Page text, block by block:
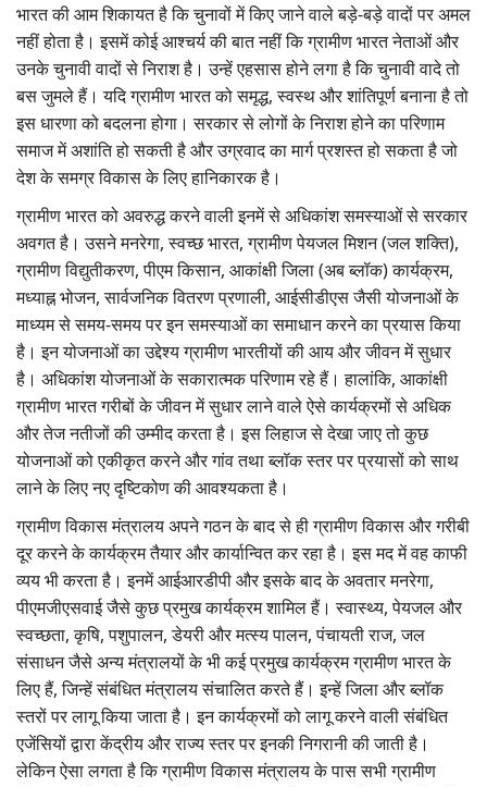
भारत की आम शिकायत है कि चुनावों में किए जाने वाले बड़े-बड़े वादों पर अमल
नहीं होता है। इसमें कोई आश्चर्य की बात नहीं कि ग्रामीण भारत नेताओं और
उनके चुनावी वादों से निराश है। उन्हें एहसास होने लगा है कि चुनावी वादे तो
बस जुमले हैं। यदि ग्रामीण भारत को समृद्ध, स्वस्थ और शांतिपूर्ण बनाना है तो
इस धारणा को बदलना होगा। सरकार से लोगों के निराश होने का परिणाम
समाज में अशांति हो सकती है और उग्रवाद का मार्ग प्रशस्त हो सकता है जो
देश के समग्र विकास के लिए हानिकारक है।
ग्रामीण भारत को अवरुद्ध करने वाली इनमें से अधिकांश समस्याओं से सरकार
अवगत है। उसने मनरेगा, स्वच्छ भारत, ग्रामीण पेयजल मिशन (जल शक्ति),
ग्रामीण विद्युतीकरण, पीएम किसान, आकांक्षी जिला (अब ब्लॉक) कार्यक्रम,
मध्याह्न भोजन, सार्वजनिक वितरण प्रणाली, आईसीडीएस जैसी योजनाओं के
माध्यम से समय-समय पर इन समस्याओं का समाधान करने का प्रयास किया
है। इन योजनाओं का उद्देश्य ग्रामीण भारतीयों की आय और जीवन में सुधार
है। अधिकांश योजनाओं के सकारात्मक परिणाम रहे हैं। हालांकि, आकांक्षी
ग्रामीण भारत गरीबों के जीवन में सुधार लाने वाले ऐसे कार्यक्रमों से अधिक
और तेज नतीजों की उम्मीद करता है। इस लिहाज से देखा जाए तो कुछ
योजनाओं को एकीकृत करने और गांव तथा ब्लॉक स्तर पर प्रयासों को साथ
लाने के लिए नए दृष्टिकोण की आवश्यकता है।
ग्रामीण विकास मंत्रालय अपने गठन के बाद से ही ग्रामीण विकास और गरीबी
दूर करने के कार्यक्रम तैयार और कार्यान्वित कर रहा है। इस मद में वह काफी
व्यय भी करता है। इनमें आईआरडीपी और इसके बाद के अवतार मनरेगा,
पीएमजीएसवाई जैसे कुछ प्रमुख कार्यक्रम शामिल हैं। स्वास्थ्य, पेयजल और
स्वच्छता, कृषि, पशुपालन, डेयरी और मत्स्य पालन, पंचायती राज, जल
संसाधन जैसे अन्य मंत्रालयों के भी कई प्रमुख कार्यक्रम ग्रामीण भारत के
लिए हैं, जिन्हें संबंधित मंत्रालय संचालित करते हैं। इन्हें जिला और ब्लॉक
स्तरों पर लागू किया जाता है। इन कार्यक्रमों को लागू करने वाली संबंधित
एजेंसियों द्वारा केंद्रीय और राज्य स्तर पर इनकी निगरानी की जाती है।
लेकिन ऐसा लगता है कि ग्रामीण विकास मंत्रालय के पास सभी ग्रामीण